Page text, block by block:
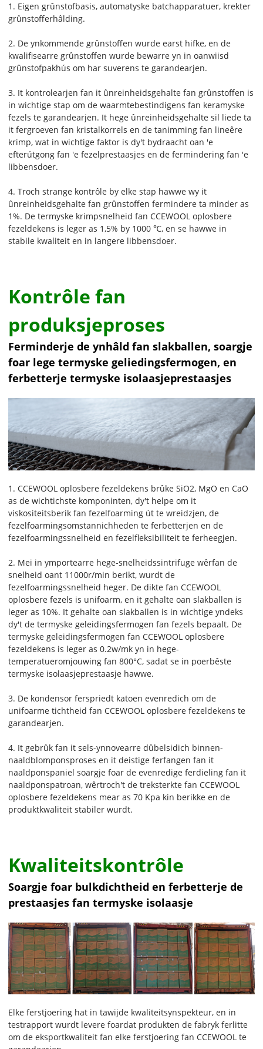
1. Eigen grûnstofbasis, automatyske batchapparatuer, krekter
grûnstofferhâlding.
2. De ynkommende grûnstoffen wurde earst hifke, en de
kwalifisearre grûnstoffen wurde bewarre yn in oanwiisd
grûnstofpakhús om har suverens te garandearjen.
3. It kontrolearjen fan it ûnreinheidsgehalte fan grûnstoffen is
in wichtige stap om de waarmtebestindigens fan keramyske
fezels te garandearjen. It hege ûnreinheidsgehalte sil liede ta
it fergroeven fan kristalkorrels en de tanimming fan lineêre
krimp, wat in wichtige faktor is dy't bydraacht oan 'e
efterútgong fan 'e fezelprestaasjes en de fermindering fan 'e
libbensdoer.
4. Troch strange kontrôle by elke stap hawwe wy it
ûnreinheidsgehalte fan grûnstoffen fermindere ta minder as
1%. De termyske krimpsnelheid fan CCEWOOL oplosbere
fezeldekens is leger as 1,5% by 1000 ℃, en se hawwe in
stabile kwaliteit en in langere libbensdoer.
Kontrôle fan
produksjeproses
Ferminderje de ynhâld fan slakballen, soargje
foar lege termyske geliedingsfermogen, en
ferbetterje termyske isolaasjeprestaasjes
1. CCEWOOL oplosbere fezeldekens brûke SiO2, MgO en CaO
as de wichtichste komponinten, dy't helpe om it
viskositeitsberik fan fezelfoarming út te wreidzjen, de
fezelfoarmingsomstannichheden te ferbetterjen en de
fezelfoarmingssnelheid en fezelfleksibiliteit te ferheegjen.
2. Mei in ymportearre hege-snelheidssintrifuge wêrfan de
snelheid oant 11000r/min berikt, wurdt de
fezelfoarmingssnelheid heger. De dikte fan CCEWOOL
oplosbere fezels is unifoarm, en it gehalte oan slakballen is
leger as 10%. It gehalte oan slakballen is in wichtige yndeks
dy't de termyske geleidingsfermogen fan fezels bepaalt. De
termyske geleidingsfermogen fan CCEWOOL oplosbere
fezeldekens is leger as 0.2w/mk yn in hege-
temperatueromjouwing fan 800°C, sadat se in poerbêste
termyske isolaasjeprestaasje hawwe.
3. De kondensor ferspriedt katoen evenredich om de
unifoarme tichtheid fan CCEWOOL oplosbere fezeldekens te
garandearjen.
4. It gebrûk fan it sels-ynnovearre dûbelsidich binnen-
naaldblomponsproses en it deistige ferfangen fan it
naaldponspaniel soargje foar de evenredige ferdieling fan it
naaldponspatroan, wêrtroch't de treksterkte fan CCEWOOL
oplosbere fezeldekens mear as 70 Kpa kin berikke en de
produktkwaliteit stabiler wurdt.
Kwaliteitskontrôle
Soargje foar bulkdichtheid en ferbetterje de
prestaasjes fan termyske isolaasje
Elke ferstjoering hat in tawijde kwaliteitsynspekteur, en in
testrapport wurdt levere foardat produkten de fabryk ferlitte
om de eksportkwaliteit fan elke ferstjoering fan CCEWOOL te